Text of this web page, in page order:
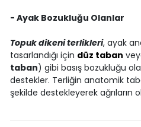
- Ayak Bozukluğu Olanlar
Topuk dikeni terlikleri, ayak
tasarlandığı için düz taban
taban) gibi basış bozukluğu
destekler. Terliğin anatomik
şekilde destekleyerek ağrıların